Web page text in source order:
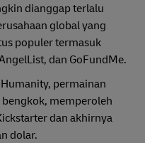
dianggap terlalu
global yang
populer termasuk
dan GoFundMe.
permainan
memperoleh
dan akhirnya
dolar.